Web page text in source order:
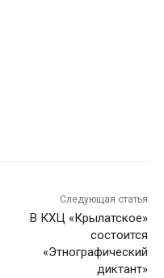
Следующая статья
В КХЦ «Крылатское»
состоится
«Этнографический
диктант»